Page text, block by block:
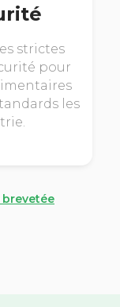
strictes
pour
les